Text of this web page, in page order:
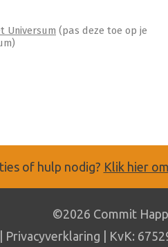
Universum (pas deze toe op je
of hulp nodig? Klik hier
©2026 Commit
Privacyverklaring | KvK: